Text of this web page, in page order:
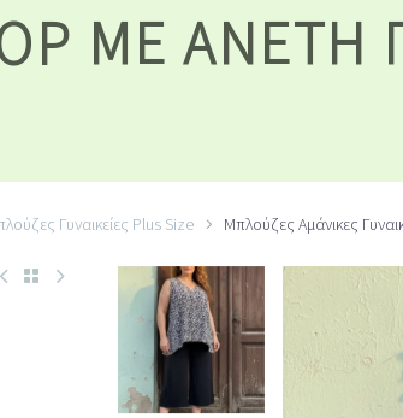
ΜΕ ΆΝΕΤΗ
Γυναικείες Plus Size Μπλούζες Αμάνικες